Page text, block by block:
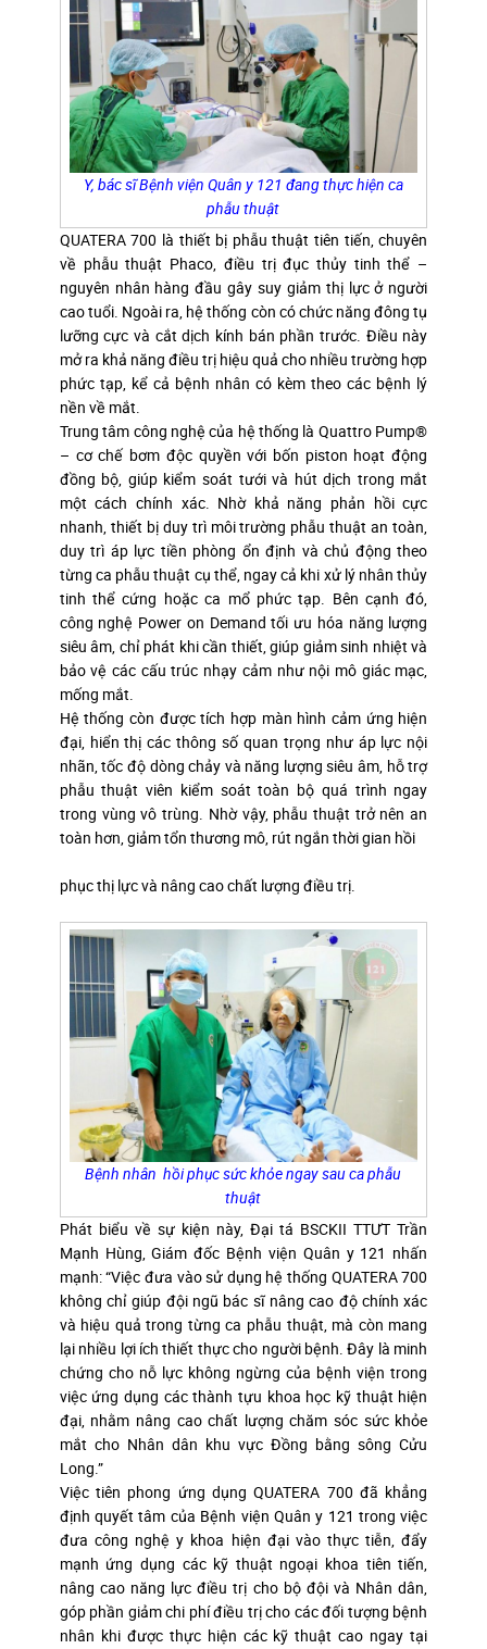
Y, bác sĩ Bệnh viện Quân y 121 đang thực hiện ca
phẫu thuật
QUATERA 700 là thiết bị phẫu thuật tiên tiến, chuyên
về phẫu thuật Phaco, điều trị đục thủy tinh thể –
nguyên nhân hàng đầu gây suy giảm thị lực ở người
cao tuổi. Ngoài ra, hệ thống còn có chức năng đông tụ
lưỡng cực và cắt dịch kính bán phần trước. Điều này
mở ra khả năng điều trị hiệu quả cho nhiều trường hợp
phức tạp, kể cả bệnh nhân có kèm theo các bệnh lý
nền về mắt.
Trung tâm công nghệ của hệ thống là Quattro Pump®
– cơ chế bơm độc quyền với bốn piston hoạt động
đồng bộ, giúp kiểm soát tưới và hút dịch trong mắt
một cách chính xác. Nhờ khả năng phản hồi cực
nhanh, thiết bị duy trì môi trường phẫu thuật an toàn,
duy trì áp lực tiền phòng ổn định và chủ động theo
từng ca phẫu thuật cụ thể, ngay cả khi xử lý nhân thủy
tinh thể cứng hoặc ca mổ phức tạp. Bên cạnh đó,
công nghệ Power on Demand tối ưu hóa năng lượng
siêu âm, chỉ phát khi cần thiết, giúp giảm sinh nhiệt và
bảo vệ các cấu trúc nhạy cảm như nội mô giác mạc,
mống mắt.
Hệ thống còn được tích hợp màn hình cảm ứng hiện
đại, hiển thị các thông số quan trọng như áp lực nội
nhãn, tốc độ dòng chảy và năng lượng siêu âm, hỗ trợ
phẫu thuật viên kiểm soát toàn bộ quá trình ngay
trong vùng vô trùng. Nhờ vậy, phẫu thuật trở nên an
toàn hơn, giảm tổn thương mô, rút ngắn thời gian hồi
phục thị lực và nâng cao chất lượng điều trị.
Bệnh nhân hồi phục sức khỏe ngay sau ca phẫu
thuật
Phát biểu về sự kiện này, Đại tá BSCKII TTƯT Trần
Mạnh Hùng, Giám đốc Bệnh viện Quân y 121 nhấn
mạnh: “Việc đưa vào sử dụng hệ thống QUATERA 700
không chỉ giúp đội ngũ bác sĩ nâng cao độ chính xác
và hiệu quả trong từng ca phẫu thuật, mà còn mang
lại nhiều lợi ích thiết thực cho người bệnh. Đây là minh
chứng cho nỗ lực không ngừng của bệnh viện trong
việc ứng dụng các thành tựu khoa học kỹ thuật hiện
đại, nhằm nâng cao chất lượng chăm sóc sức khỏe
mắt cho Nhân dân khu vực Đồng bằng sông Cửu
Long.”
Việc tiên phong ứng dụng QUATERA 700 đã khẳng
định quyết tâm của Bệnh viện Quân y 121 trong việc
đưa công nghệ y khoa hiện đại vào thực tiễn, đẩy
mạnh ứng dụng các kỹ thuật ngoại khoa tiên tiến,
nâng cao năng lực điều trị cho bộ đội và Nhân dân,
góp phần giảm chi phí điều trị cho các đối tượng bệnh
nhân khi được thực hiện các kỹ thuật cao ngay tại